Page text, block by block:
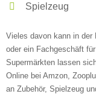
Mit
AGB`s .
Spielzeug
Vieles davon kann in der
oder ein Fachgeschäft
Supermärkten lassen
Online bei Amzon,
an Zubehör, Spielzeug